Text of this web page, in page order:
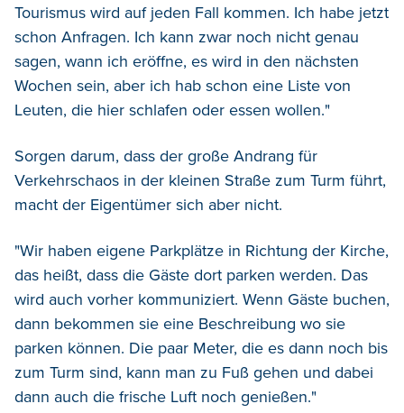
Tourismus wird auf jeden Fall kommen. Ich habe jetzt
schon Anfragen. Ich kann zwar noch nicht genau
sagen, wann ich eröffne, es wird in den nächsten
Wochen sein, aber ich hab schon eine Liste von
Leuten, die hier schlafen oder essen wollen."
Sorgen darum, dass der große Andrang für
Verkehrschaos in der kleinen Straße zum Turm führt,
macht der Eigentümer sich aber nicht.
"Wir haben eigene Parkplätze in Richtung der Kirche,
das heißt, dass die Gäste dort parken werden. Das
wird auch vorher kommuniziert. Wenn Gäste buchen,
dann bekommen sie eine Beschreibung wo sie
parken können. Die paar Meter, die es dann noch bis
zum Turm sind, kann man zu Fuß gehen und dabei
dann auch die frische Luft noch genießen."